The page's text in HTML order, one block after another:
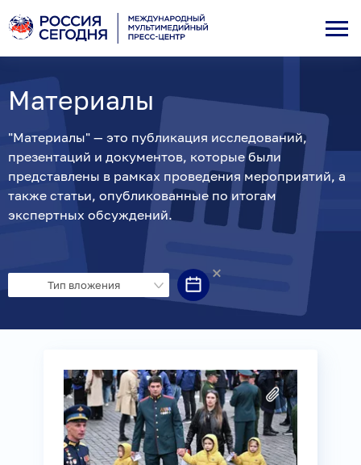
Материалы
"Материалы" — это публикация исследований,
презентаций и документов, которые были
представлены в рамках проведения мероприятий, а
также статьи, опубликованные по итогам
экспертных обсуждений.
Тип вложения